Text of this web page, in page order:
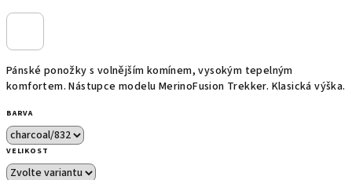
Pánské ponožky s volnějším komínem, vysokým tepelným
komfortem. Nástupce modelu MerinoFusion Trekker. Klasická výška.
BARVA
VELIKOST